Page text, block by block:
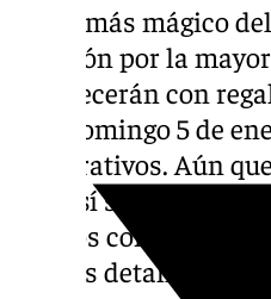
El día más mágico
emoción por la
amanecerán con
este domingo 5 de
preparativos. Aún
vive así su último
centros
de esos detalles de